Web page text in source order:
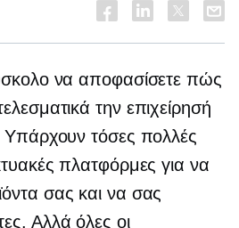
να αποφασίσετε πώς
την επιχείρησή
Υπάρχουν τόσες πολλές
πλατφόρμες για να
σας και να σας
Αλλά όλες οι